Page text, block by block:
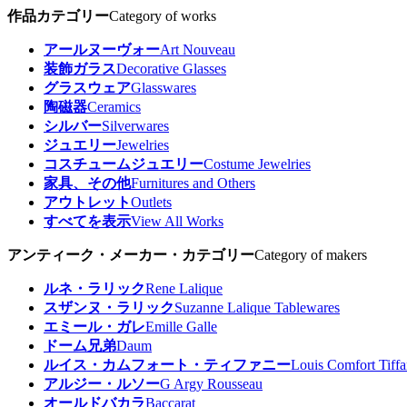
作品カテゴリーCategory of works
アールヌーヴォーArt Nouveau
装飾ガラスDecorative Glasses
グラスウェアGlasswares
陶磁器Ceramics
シルバーSilverwares
ジュエリーJewelries
コスチュームジュエリーCostume Jewelries
家具、その他Furnitures and Others
アウトレットOutlets
すべてを表示View All Works
アンティーク・メーカー・カテゴリーCategory of makers
ルネ・ラリックRene Lalique
スザンヌ・ラリックSuzanne Lalique Tablewares
エミール・ガレEmille Galle
ドーム兄弟Daum
ルイス・カムフォート・ティファニーLouis Comfort
アルジー・ルソーG Argy Rousseau
オールドバカラBaccarat